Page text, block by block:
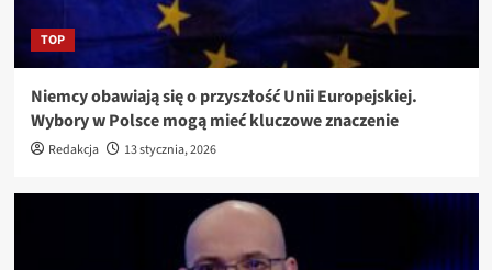
TOP
Niemcy obawiają się o przyszłość Unii Europejskiej.
Wybory w Polsce mogą mieć kluczowe znaczenie
Redakcja 13 stycznia, 2026